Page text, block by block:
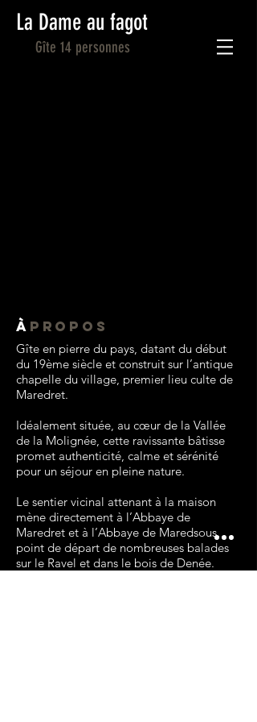
La Dame au fagot
Gîte 14 personnes
À PROPOS
Gîte en pierre du pays, datant du début
du 19ème siècle et construit sur l’antique
chapelle du village, premier lieu culte de
Maredret.
Idéalement située, au cœur de la Vallée
de la Molignée, cette ravissante bâtisse
promet authenticité, calme et sérénité
pour un séjour en pleine nature.
Le sentier vicinal attenant à la maison
mène directement à l’Abbaye de
Maredret et à l’Abbaye de Maredsous,
point de départ de nombreuses balades
sur le Ravel et dans le bois de Denée.